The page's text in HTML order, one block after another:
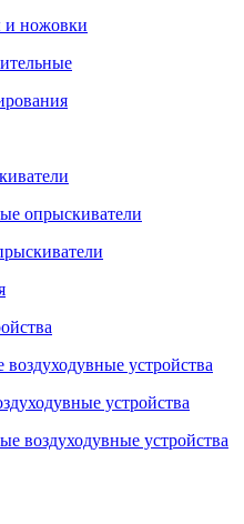
ножовки
опрыскиватели
воздуходувные устройства
устройства
воздуходувные устройства